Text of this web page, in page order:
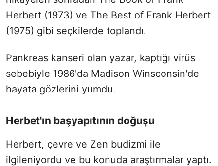
Herbert (1973) ve The Best of Frank Herbert
(1975) gibi seçkilerde toplandı.
Pankreas kanseri olan yazar, kaptığı virüs
sebebiyle 1986'da Madison Winsconsin'de
hayata gözlerini yumdu.
Herbet'ın başyapıtının doğuşu
Herbert, çevre ve Zen budizmi ile
ilgileniyordu ve bu konuda araştırmalar yaptı.